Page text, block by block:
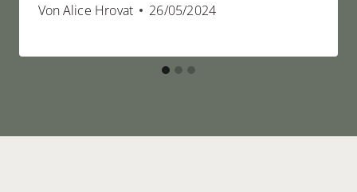
VonAlice Hrovat 26/05/2024